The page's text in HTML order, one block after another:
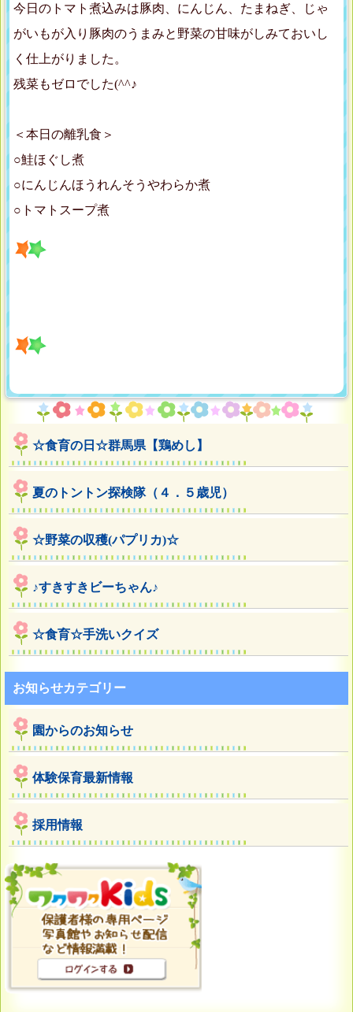
今日のトマト煮込みは豚肉、にんじん、たまねぎ、じゃ
がいもが入り豚肉のうまみと野菜の甘味がしみておいし
く仕上がりました。
残菜もゼロでした(^^♪
＜本日の離乳食＞
○鮭ほぐし煮
○にんじんほうれんそうやわらか煮
○トマトスープ煮
☆食育の日☆群馬県【鶏めし】
夏のトントン探検隊（４．５歳児）
☆野菜の収穫(パプリカ)☆
♪すきすきビーちゃん♪
☆食育☆手洗いクイズ
お知らせカテゴリー
園からのお知らせ
体験保育最新情報
採用情報